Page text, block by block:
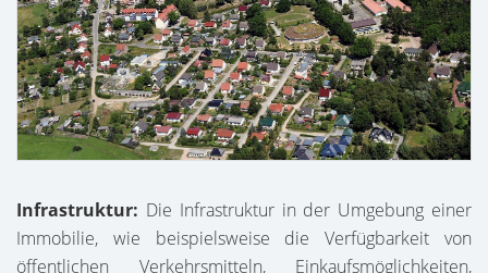
Infrastruktur: Die Infrastruktur in der Umgebung einer
Immobilie, wie beispielsweise die Verfügbarkeit von
öffentlichen Verkehrsmitteln, Einkaufsmöglichkeiten,